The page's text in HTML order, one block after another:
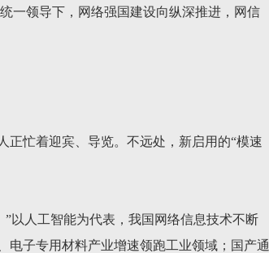
一领导下，网络强国建设向纵深推进，网信
正忙着迎宾、导览。不远处，新启用的“模速
以人工智能为代表，我国网络信息技术不断
电子专用材料产业增速领跑工业领域；国产通